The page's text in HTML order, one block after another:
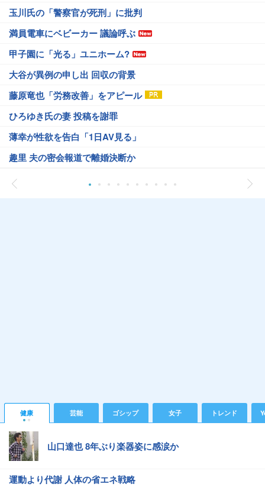
玉川氏の「警察官が死刑」に批判
満員電車にベビーカー 議論呼ぶ
甲子園に「光る」ユニホーム?
大谷が異例の申し出 回収の背景
藤原竜也「労務改善」をアピール
ひろゆき氏の妻 投稿を謝罪
薄幸が性欲を告白「1日AV見る」
趣里 夫の密会報道で離婚決断か
健康 芸能 ゴシップ 女子 トレンド
山口達也 8年ぶり楽器姿に感涙か
運動より代謝 人体の省エネ戦略